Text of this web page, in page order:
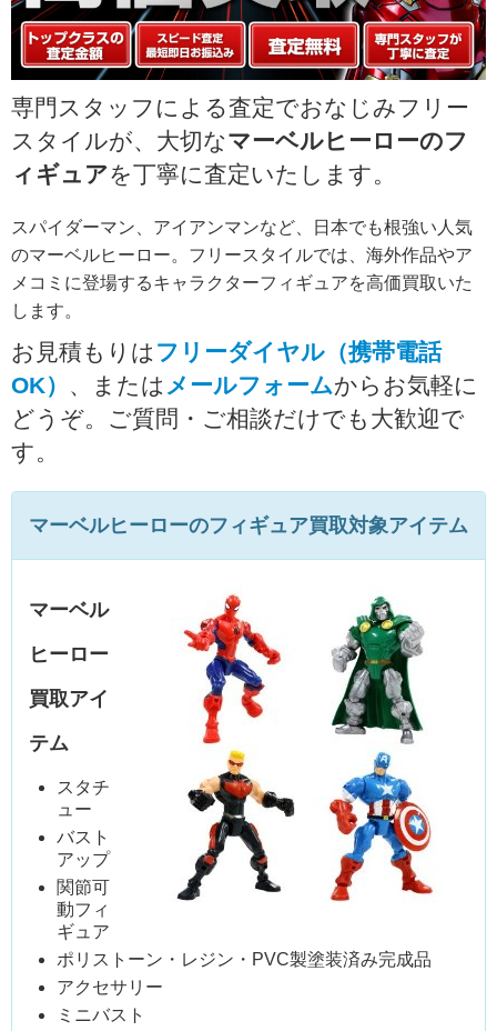
専門スタッフによる査定でおなじみフリー
スタイルが、大切なマーベルヒーローのフ
ィギュアを丁寧に査定いたします。
スパイダーマン、アイアンマンなど、日本でも根強い人気
のマーベルヒーロー。フリースタイルでは、海外作品やア
メコミに登場するキャラクターフィギュアを高価買取いた
します。
お見積もりは フリーダイヤル（携帯電話
OK） 、または メールフォームからお気軽に
どうぞ。ご質問・ご相談だけでも大歓迎で
す。
マーベルヒーローのフィギュア買取対象アイテム
マーベル
ヒーロー
買取アイ
テム
スタチ
ュー
バスト
アップ
関節可
動フィ
ギュア
ポリストーン・レジン・PVC製塗装済み完成品
アクセサリー
ミニバスト